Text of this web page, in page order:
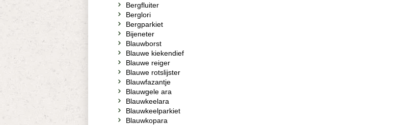
Bergfluiter
Berglori
Bergparkiet
Bijeneter
Blauwborst
Blauwe kiekendief
Blauwe reiger
Blauwe rotslijster
Blauwfazantje
Blauwgele ara
Blauwkeelara
Blauwkeelparkiet
Blauwkopara